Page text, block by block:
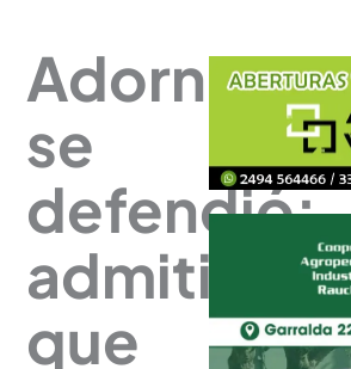
Adorni
se
defendió:
admitió
que